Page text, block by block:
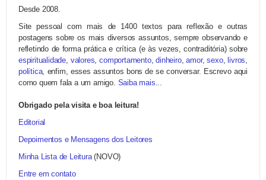
Desde 2008.
Site pessoal com mais de 1400 textos para reflexão e outras
postagens sobre os mais diversos assuntos, sempre observando e
refletindo de forma prática e crítica (e às vezes, contraditória) sobre
espiritualidade, valores,comportamento,dinheiro,amor,sexo, livros,
política, enfim, esses assuntos bons de se conversar. Escrevo aqui
como quem fala a um amigo. Saiba mais...
Obrigado pela visita e boa leitura!
Editorial
Depoimentos e Mensagens dos Leitores
Minha Lista de Leitura(NOVO)
Entre em contato